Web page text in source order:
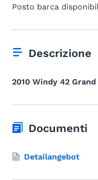
Posto barca
Descrizione
2010 Windy 42
Documenti
Detailangebot